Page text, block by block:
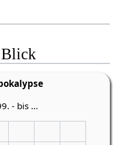
- bis ...